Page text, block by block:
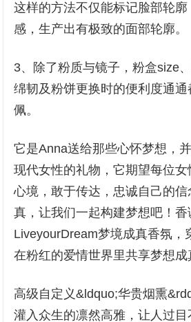
这样的方法不仅能标记脸部轮
感，生产出有极致的面部轮廓。
3、除了粉质与镜子，粉盒size
绵韧及粉饼更换时的便利度通通
佩。
它是Anna送给那些心怀梦想，
现代女性的礼物，它期望每位
心境，敢于传达，忠诚自己的
真，让我们一起构建梦想吧！香
LiveyourDream梦境成真香氛，
在粉红的爱情世界里共享梦想成
高级自定义&ldquo;华贵烟熏
灌入众生的凛然高雅，让人过目